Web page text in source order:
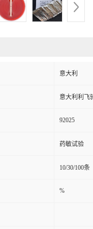
意大利
意大利利飞
92025
药敏试验
10/30/100条
%